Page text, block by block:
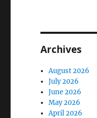
Archives
August 2026
July 2026
June 2026
May 2026
April 2026